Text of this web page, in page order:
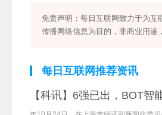
免责声明：每日互联网致力于为互
传播网络信息为目的，非商业用途
每日互联网推荐资讯
【科讯】6强已出，BOT